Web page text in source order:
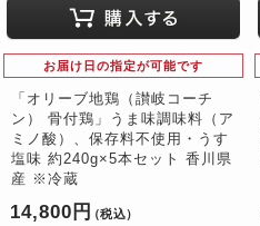
お届け日の指定が可能です
「オリーブ地鶏（讃岐コーチ
ン） 骨付鶏」うま味調味料（ア
ミノ酸）、保存料不使用・うす
塩味 約240g×5本セット 香川県
産 ※冷蔵
14,800円 （税込）